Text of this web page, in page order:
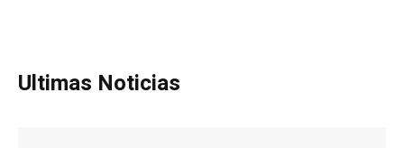
Ultimas Noticias